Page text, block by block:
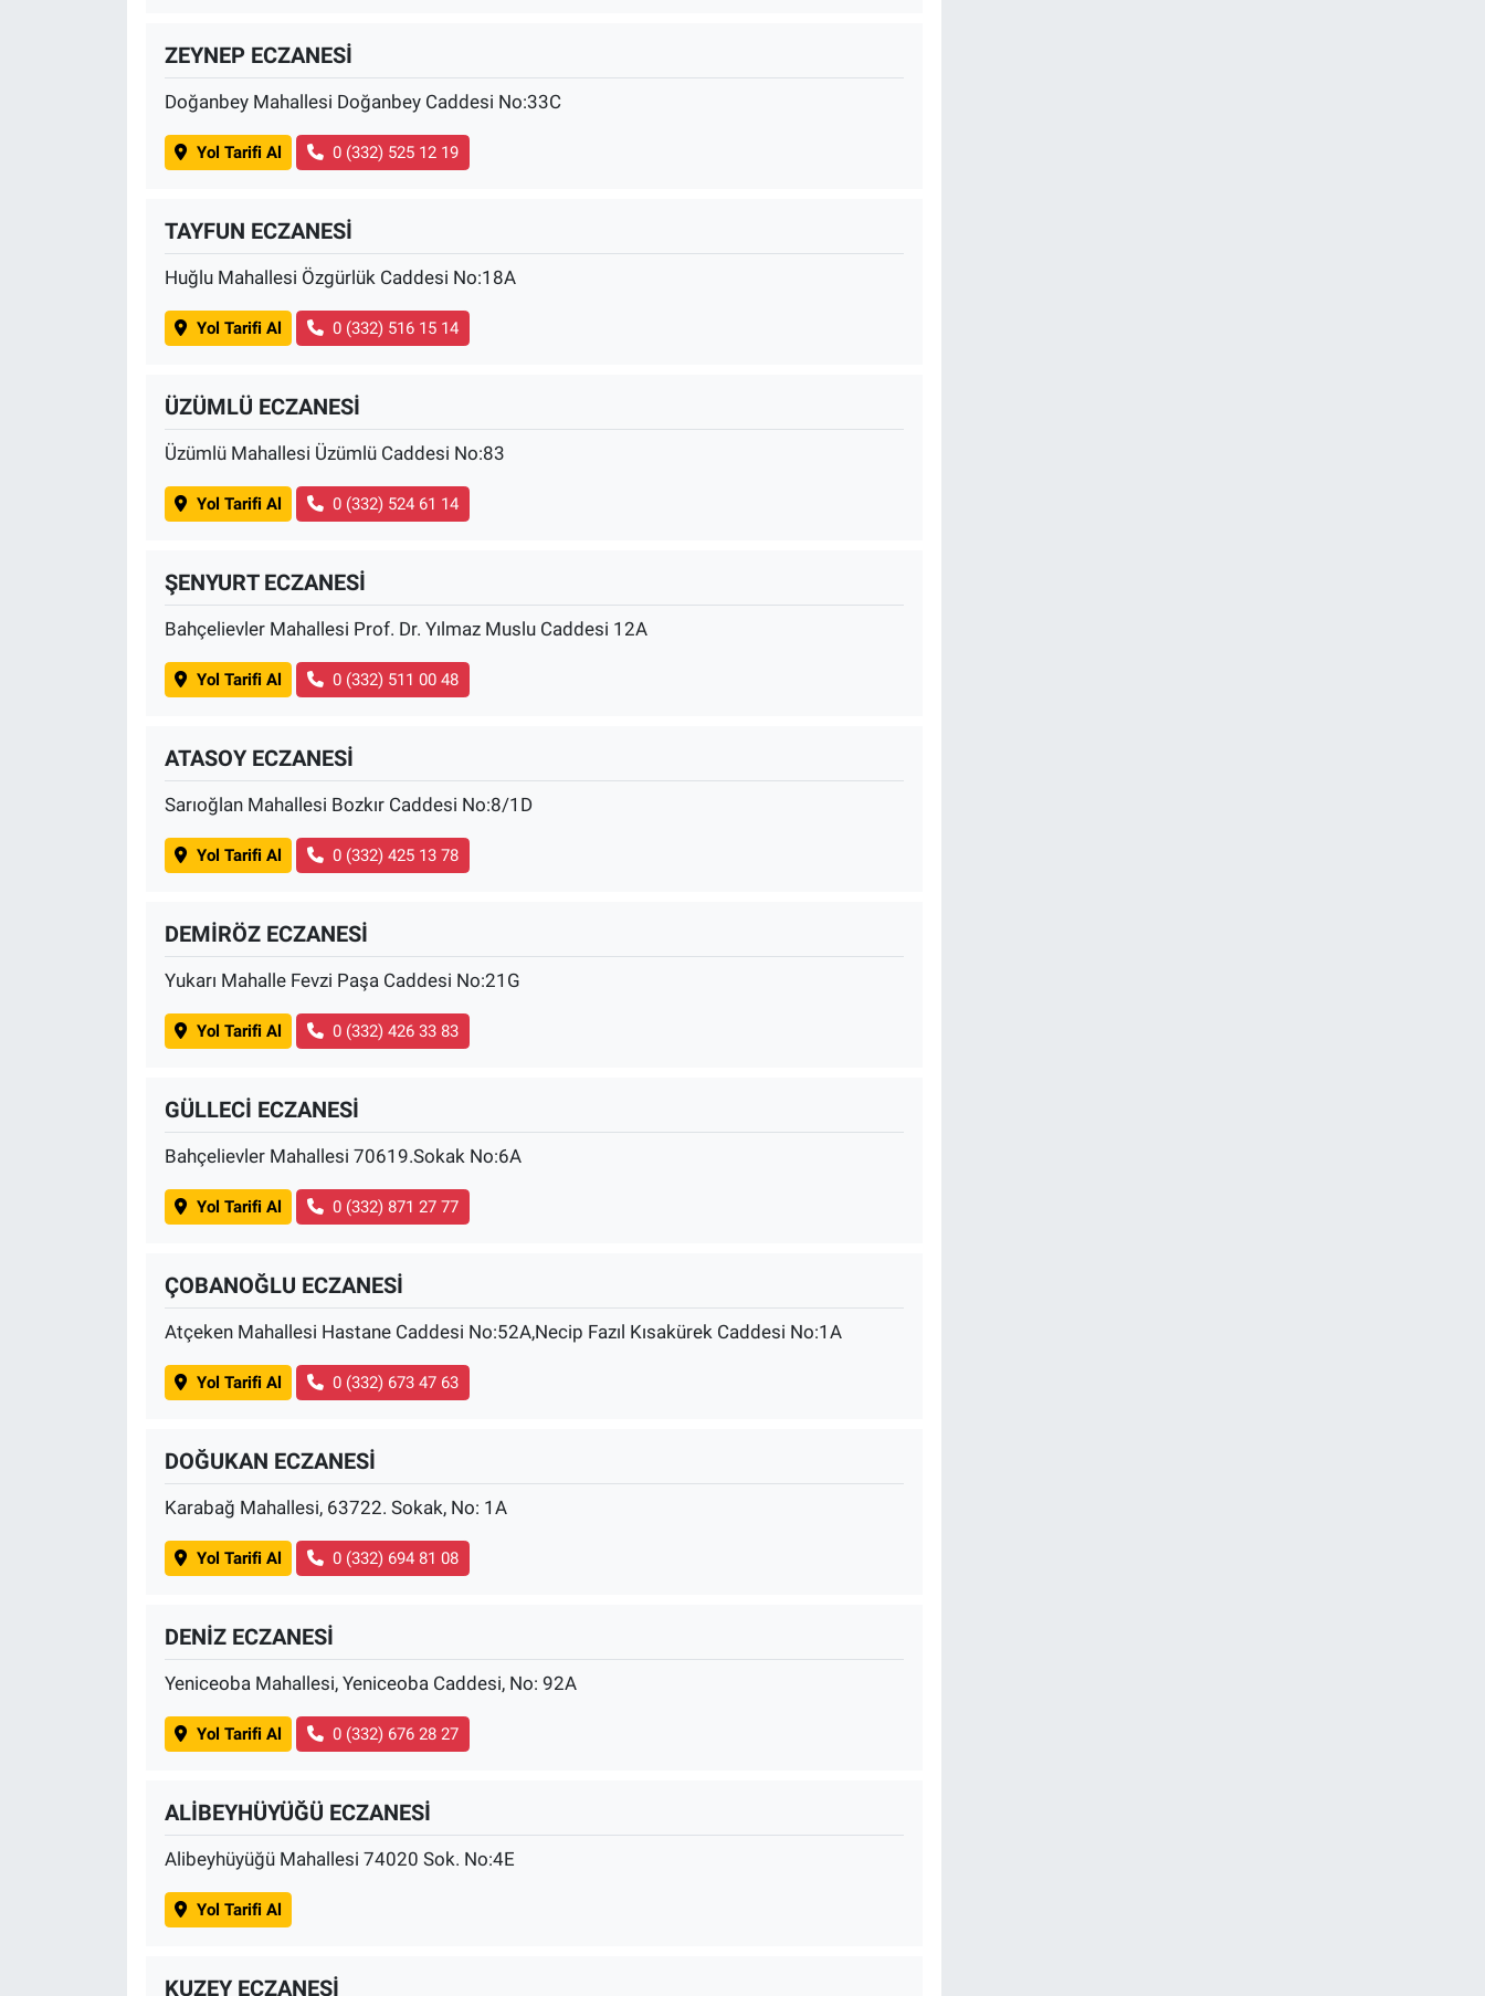
ZEYNEP ECZANESİ
Doğanbey Mahallesi Doğanbey Caddesi No:33C
Yol Tarifi Al 0 (332) 525 12 19
TAYFUN ECZANESİ
Huğlu Mahallesi Özgürlük Caddesi No:18A
Yol Tarifi Al 0 (332) 516 15 14
ÜZÜMLÜ ECZANESİ
Üzümlü Mahallesi Üzümlü Caddesi No:83
Yol Tarifi Al 0 (332) 524 61 14
ŞENYURT ECZANESİ
Bahçelievler Mahallesi Prof. Dr. Yılmaz Muslu Caddesi 12A
Yol Tarifi Al 0 (332) 511 00 48
ATASOY ECZANESİ
Sarıoğlan Mahallesi Bozkır Caddesi No:8/1D
Yol Tarifi Al 0 (332) 425 13 78
DEMİRÖZ ECZANESİ
Yukarı Mahalle Fevzi Paşa Caddesi No:21G
Yol Tarifi Al 0 (332) 426 33 83
GÜLLECİ ECZANESİ
Bahçelievler Mahallesi 70619.Sokak No:6A
Yol Tarifi Al 0 (332) 871 27 77
ÇOBANOĞLU ECZANESİ
Atçeken Mahallesi Hastane Caddesi No:52A,Necip Fazıl Kısakürek Caddesi No:1A
Yol Tarifi Al 0 (332) 673 47 63
DOĞUKAN ECZANESİ
Karabağ Mahallesi, 63722. Sokak, No: 1A
Yol Tarifi Al 0 (332) 694 81 08
DENİZ ECZANESİ
Yeniceoba Mahallesi, Yeniceoba Caddesi, No: 92A
Yol Tarifi Al 0 (332) 676 28 27
ALİBEYHÜYÜĞÜ ECZANESİ
Alibeyhüyüğü Mahallesi 74020 Sok. No:4E
Yol Tarifi Al
KUZEY ECZANESİ